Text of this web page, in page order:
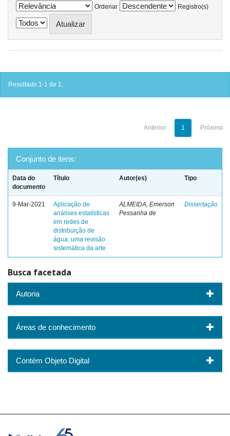
Ordenar
Registro(s)
Resultado 1-1 de 1.
Anterior 1 Próximo
Conjunto de itens:
Data do
documento
Título Autor(es) Tipo
9-Mar-2021
Aplicação de
análises estatísticas
em redes de
distribuição de
água: uma revisão
sistemática da arte
ALMEIDA, Emerson
Pessanha de
Dissertação
Busca facetada
Autoria
Áreas de conhecimento
Contém Objeto Digital